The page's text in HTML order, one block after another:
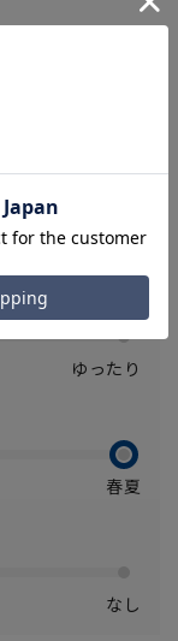
)
、ペットボトル
ゆったり
春夏
なし